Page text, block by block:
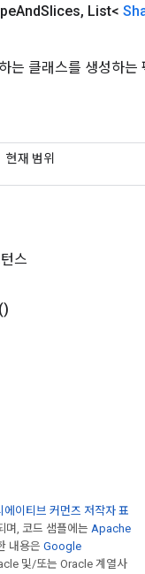
AndSlices, List<
클래스를 생성하는
현재 범위
스
()
에이티브 커먼즈 저작자 표
며, 코드 샘플에는 Apache
내용은 Google
및/또는 Oracle 계열사